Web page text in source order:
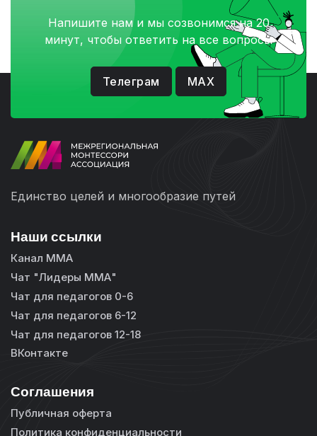
Напишите нам и мы созвонимся на 20
минут, чтобы ответить на все вопросы
Телеграм MAX
Единство целей и многообразие путей
Наши ссылки
Канал ММА
Чат "Лидеры ММА"
Чат для педагогов 0-6
Чат для педагогов 6-12
Чат для педагогов 12-18
ВКонтакте
Соглашения
Публичная оферта
Политика конфиденциальности